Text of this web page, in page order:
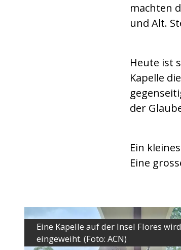
machten
und Alt.
Heute ist
Kapelle
der
Ein
Eine
Eine Kapelle auf der Insel Flores wird
eingeweiht. (Foto: ACN)